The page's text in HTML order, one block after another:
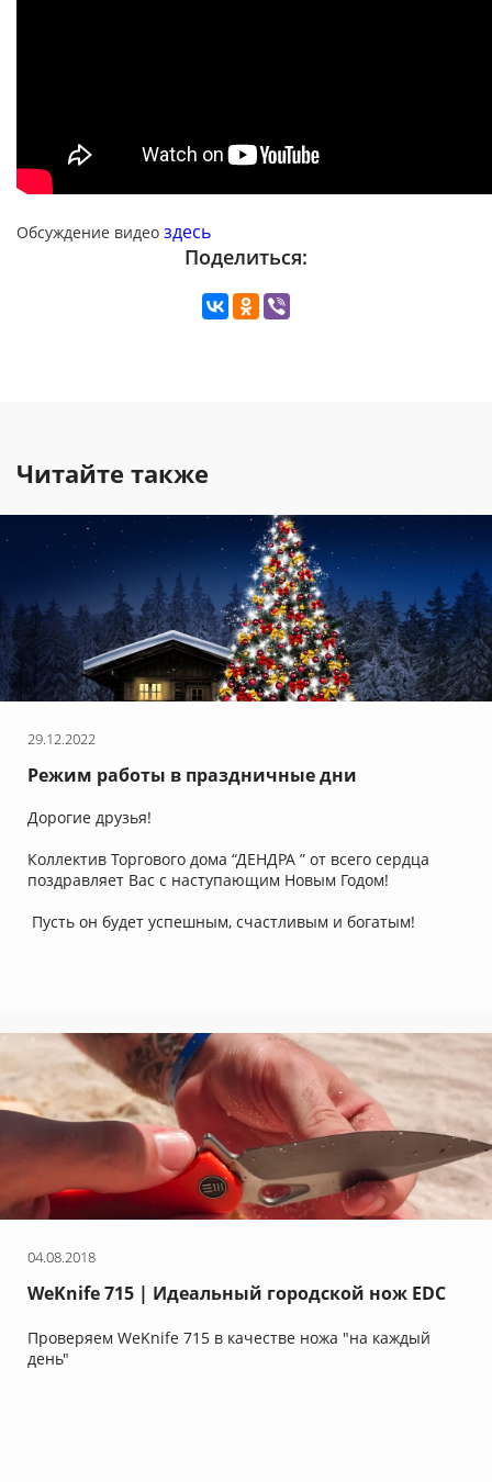
Обсуждение видео здесь
Поделиться:
Читайте также
29.12.2022
Режим работы в праздничные дни
Дорогие друзья!
Коллектив Торгового дома “ДЕНДРА ” от всего сердца
поздравляет Вас с наступающим Новым Годом!
Пусть он будет успешным, счастливым и богатым!
04.08.2018
WeKnife 715 | Идеальный городской нож EDC
Проверяем WeKnife 715 в качестве ножа "на каждый
день"